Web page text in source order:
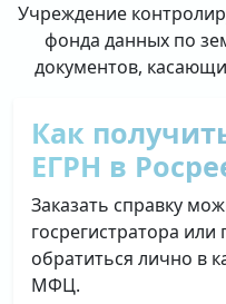
Учреждение
фонда данных по
документов,
Как
ЕГРН в
Заказать справку
госрегистратора
обратиться лично в
МФЦ.